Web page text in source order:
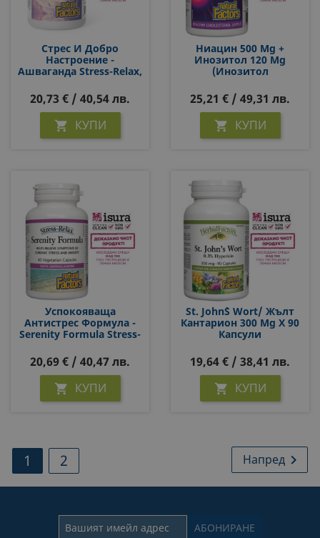
Стрес И Добро
Настроение -
Ашваганда Stress-Relax,
20,73 € / 40,54 лв.
 КУПИ
Ниацин 500 Mg +
Инозитол 120 Mg
(инозитол
Зачервяване) – Нервна
Система И
Метаболизъм, 90
Капсули
25,21 € / 49,31 лв.
 КУПИ
Успокояваща
Антистрес Формула -
Serenity Formula Stress-
20,69 € / 40,47 лв.
 КУПИ
St. John`s Wort/ Жълт
Кантарион 300 Mg Х 90
Капсули
19,64 € / 38,41 лв.
 КУПИ
1 2 Напред 